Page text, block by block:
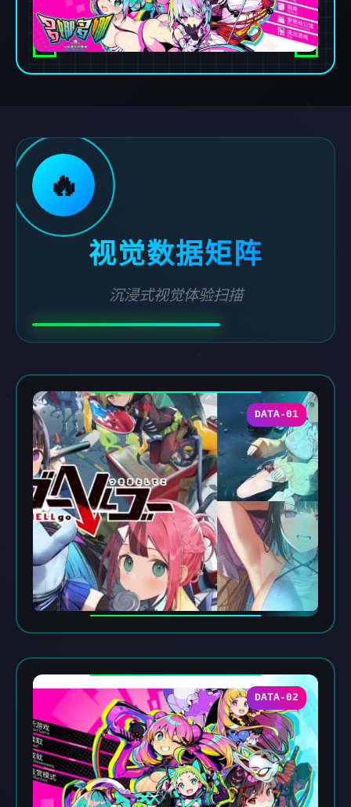
🔥
视觉数据矩阵
沉浸式视觉体验扫描
DATA-01
DATA-02